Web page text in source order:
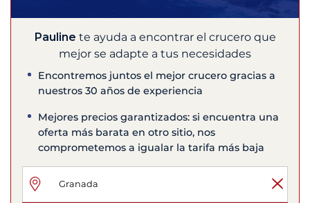
Pauline te ayuda a encontrar el crucero que
mejor se adapte a tus necesidades
Encontremos juntos el mejor crucero gracias a
nuestros 30 años de experiencia
Mejores precios garantizados: si encuentra una
oferta más barata en otro sitio, nos
comprometemos a igualar la tarifa más baja